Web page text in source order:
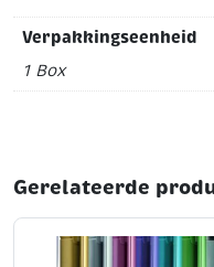
Verpakkingseenheid
1 Box
Gerelateerde